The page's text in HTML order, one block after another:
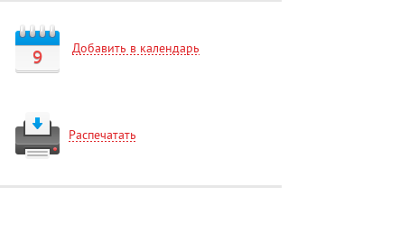
9 Добавить в календарь
Распечатать